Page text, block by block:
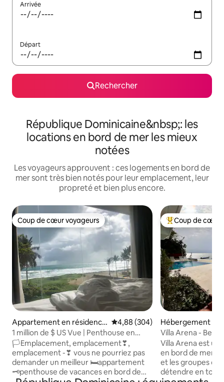
Arrivée
Départ
Rechercher
République Dominicaine&nbsp;: les
locations en bord de mer les mieux
notées
Les voyageurs approuvent : ces logements en bord de
mer sont très bien notés pour leur emplacement, leur
propreté et bien plus encore.
Coup de cœur voyageurs
Coup de cœur voyageurs
Appartement en résidence
⋅ Cabarete
Évaluation moyenne sur la
4,88 (304)
1 million de $ US Vue | Penthouse en
bord de mer | Toit-terrasse
🏳Emplacement, emplacement❣,
emplacement -❣ vous ne pourriez pas
demander un meilleur 🛏appartement
🗝penthouse de vacances en bord de
Coups de cœur
Coup de cœur
Hébergement ⋅
Villa Arena -
Villa Arena est
en bord de mer
et les groupes
détendre en